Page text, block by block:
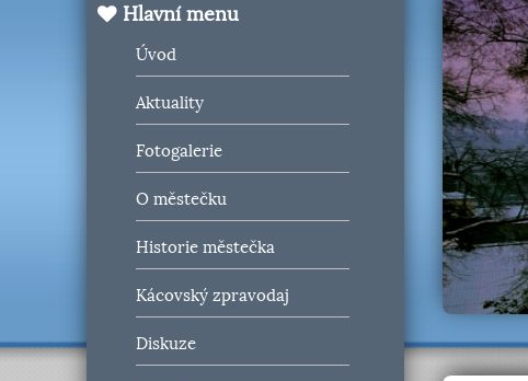
Hlavní menu
Úvod
Aktuality
Fotogalerie
O městečku
Historie městečka
Kácovský zpravodaj
Diskuze